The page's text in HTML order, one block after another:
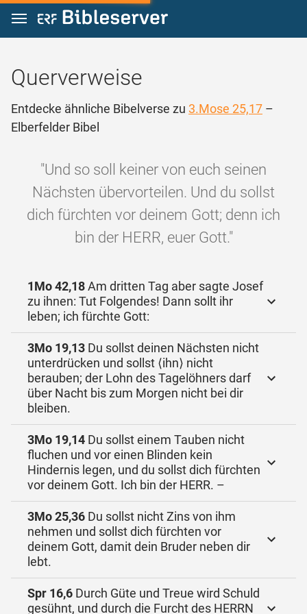
Zum Inhalt springen
Querverweise
Entdecke ähnliche Bibelverse zu 3.Mose 25,17 –
Elberfelder Bibel
"Und so soll keiner von euch seinen
Nächsten übervorteilen. Und du sollst
dich fürchten vor deinem Gott; denn ich
bin der HERR, euer Gott."
1Mo 42,18Am dritten Tag aber sagte Josef
zu ihnen: Tut Folgendes! Dann sollt ihr
leben; ich fürchte Gott:
3Mo 19,13 Du sollst deinen Nächsten nicht
unterdrücken und sollst ⟨ihn⟩ nicht
berauben; der Lohn des Tagelöhners darf
über Nacht bis zum Morgen nicht bei dir
bleiben.
3Mo 19,14 Du sollst einem Tauben nicht
fluchen und vor einen Blinden kein
Hindernis legen, und du sollst dich fürchten
vor deinem Gott. Ich bin der HERR. –
3Mo 25,36 Du sollst nicht Zins von ihm
nehmen und sollst dich fürchten vor
deinem Gott, damit dein Bruder neben dir
lebt.
Spr 16,6 Durch Güte und Treue wird Schuld
gesühnt, und durch die Furcht des HERRN